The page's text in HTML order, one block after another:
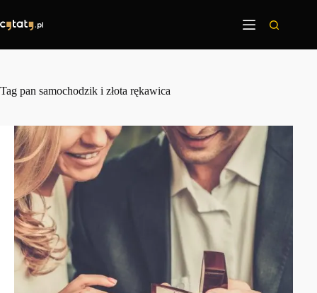
treści
Tag pan samochodzik i złota rękawica